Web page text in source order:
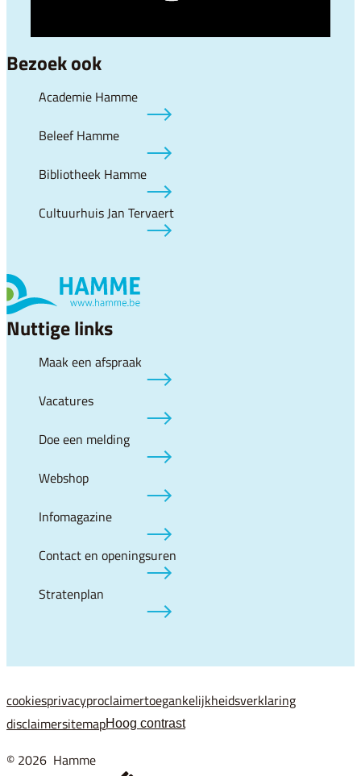
Bezoek ook
Academie Hamme
Beleef Hamme
Bibliotheek Hamme
Cultuurhuis Jan Tervaert
Nuttige links
Maak een afspraak
Vacatures
Doe een melding
Webshop
Infomagazine
Contact en openingsuren
Stratenplan
cookiesprivacyproclaimertoegankelijkheidsverklaring
disclaimersitemapHoog contrast
© 2026 Hamme